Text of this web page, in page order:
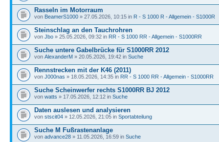
Rasseln im Motorraum
von BeamerS1000 » 27.05.2026, 10:15 in R - S 1000 R - Allgemein - S1000R
Steinschlag an den Tauchrohren
von Jbo » 25.05.2026, 09:32 in RR - S 1000 RR - Allgemein - S1000RR
Suche untere Gabelbrücke für S1000RR 2012
von AlexanderM » 20.05.2026, 19:42 in Suche
Rennstrecken mit der K46 (2011)
von J000nas » 18.05.2026, 14:35 in RR - S 1000 RR - Allgemein - S1000RR
Suche Scheinwerfer rechts S1000RR BJ 2012
von watts » 17.05.2026, 12:12 in Suche
Daten auslesen und analysieren
von stscit04 » 12.05.2026, 21:05 in Sportabteilung
Suche M Fußrastenanlage
von advance28 » 11.05.2026, 16:59 in Suche